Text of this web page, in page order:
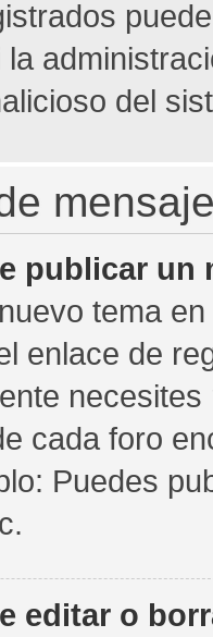
del
publicar un
tema
enlace de
cada foro
Puedes
editar o